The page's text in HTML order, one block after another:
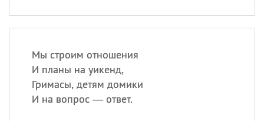
Мы строим отношения
И планы на уикенд,
Гримасы, детям домики
И на вопрос — ответ.